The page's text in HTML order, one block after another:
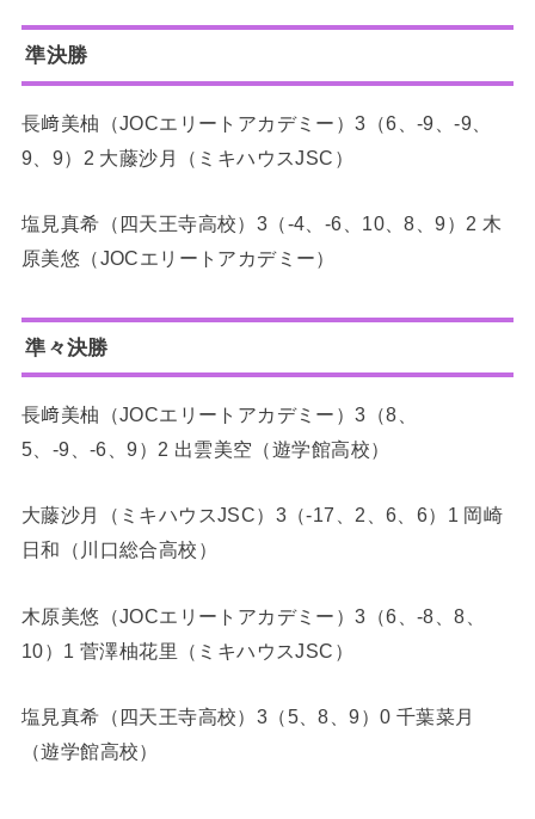
準決勝
長﨑美柚（JOCエリートアカデミー）3（6、-9、-9、
9、9）2 大藤沙月（ミキハウスJSC）
塩見真希（四天王寺高校）3（-4、-6、10、8、9）2 木
原美悠（JOCエリートアカデミー）
準々決勝
長﨑美柚（JOCエリートアカデミー）3（8、
5、-9、-6、9）2 出雲美空（遊学館高校）
大藤沙月（ミキハウスJSC）3（-17、2、6、6）1 岡崎
日和（川口総合高校）
木原美悠（JOCエリートアカデミー）3（6、-8、8、
10）1 菅澤柚花里（ミキハウスJSC）
塩見真希（四天王寺高校）3（5、8、9）0 千葉菜月
（遊学館高校）